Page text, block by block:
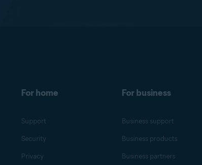
For home
Support
Security
Privacy
For business
Business support
Business products
Business partners